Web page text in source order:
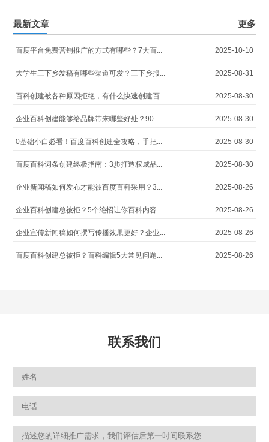
最新文章 更多
百度平台免费营销推广的方式有哪些？7大百... 2025-10-10
大学生三下乡发稿有哪些渠道可发？三下乡报... 2025-08-31
百科创建被各种原因拒绝，有什么快速创建百... 2025-08-30
企业百科创建能够给品牌带来哪些好处？90... 2025-08-30
0基础小白必看！百度百科创建全攻略，手把... 2025-08-30
百度百科词条创建终极指南：3步打造权威品... 2025-08-30
企业新闻稿如何发布才能被百度百科采用？3... 2025-08-26
企业百科创建总被拒？5个绝招让你百科内容... 2025-08-26
企业宣传新闻稿如何撰写传播效果更好？企业... 2025-08-26
百度百科创建总被拒？百科编辑5大常见问题... 2025-08-26
联系我们